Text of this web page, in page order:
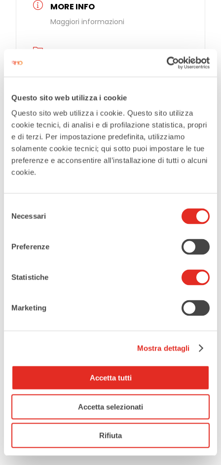
Questo sito web utilizza i cookie
Questo sito web utilizza i cookie. Questo sito utilizza
cookie tecnici, di analisi e di profilazione statistica, propri
e di terzi. Per impostazione predefinita, utilizziamo
solamente cookie tecnici; qui sotto puoi impostare le tue
preferenze e acconsentire all’installazione di tutti o alcuni
cookie.
delNecessari
Preferenze
Statistiche
Marketing
Mostra dettagli
Accetta tutti
Accetta selezionati
Rifiuta
MORE INFO
Maggiori informazioni
Tags: DANCE , EVENTS